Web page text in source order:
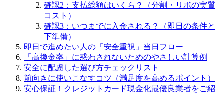
確認2：支払総額はいくら？（分割・リボの実質
コスト）
確認3：いつまでに入金される？（即日の条件と
下準備）
即日で進めたい人の「安全重視」当日フロー
「高換金率」に惑わされないためのやさしい計算例
安全に配慮した選び方チェックリスト
前向きに使いこなすコツ（満足度を高めるポイント）
安心保証！クレジットカード現金化最優良業者をご紹